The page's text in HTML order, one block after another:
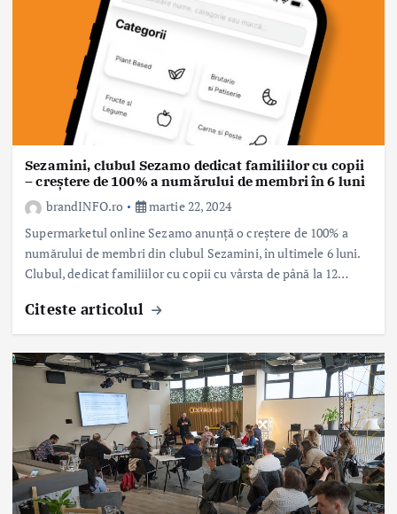
Sezamini, clubul Sezamo dedicat familiilor cu copii
– creștere de 100% a numărului de membri în 6 luni
brandINFO.ro
martie 22, 2024
Supermarketul online Sezamo anunță o creștere de 100% a
numărului de membri din clubul Sezamini, în ultimele 6 luni.
Clubul, dedicat familiilor cu copii cu vârsta de până la 12…
Citeste articolul